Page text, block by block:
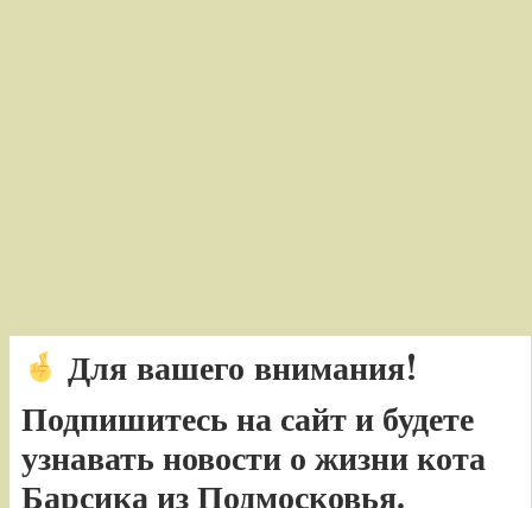
Для вашего внимания!
Подпишитесь на сайт и будете
узнавать новости о жизни кота
Барсика из Подмосковья.